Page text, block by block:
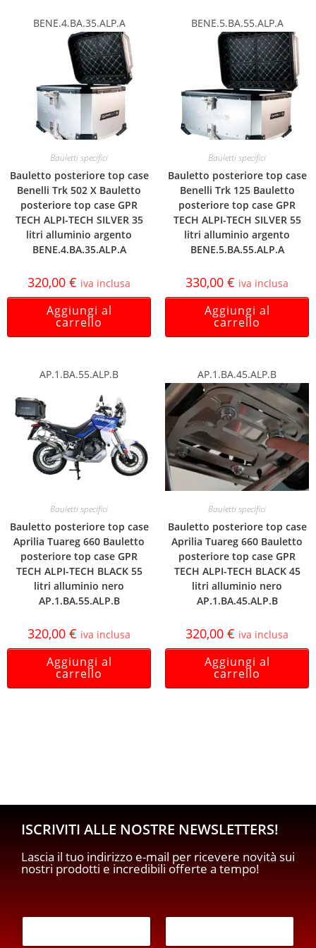
BENE.4.BA.35.ALP.A
Bauletti specifici
Bauletto posteriore top case
Benelli Trk 502 X Bauletto
posteriore top case GPR
TECH ALPI-TECH SILVER 35
litri alluminio argento
BENE.4.BA.35.ALP.A
320,00 € iva inclusa
Aggiungi al
carrello
BENE.5.BA.55.ALP.A
Bauletti specifici
Bauletto posteriore top case
Benelli Trk 125 Bauletto
posteriore top case GPR
TECH ALPI-TECH SILVER 55
litri alluminio argento
BENE.5.BA.55.ALP.A
330,00 € iva inclusa
Aggiungi al
carrello
AP.1.BA.55.ALP.B
Bauletti specifici
Bauletto posteriore top case
Aprilia Tuareg 660 Bauletto
posteriore top case GPR
TECH ALPI-TECH BLACK 55
litri alluminio nero
AP.1.BA.55.ALP.B
320,00 € iva inclusa
Aggiungi al
carrello
AP.1.BA.45.ALP.B
Bauletti specifici
Bauletto posteriore top case
Aprilia Tuareg 660 Bauletto
posteriore top case GPR
TECH ALPI-TECH BLACK 45
litri alluminio nero
AP.1.BA.45.ALP.B
320,00 € iva inclusa
Aggiungi al
carrello
ISCRIVITI ALLE NOSTRE NEWSLETTERS!
Lascia il tuo indirizzo e-mail per ricevere novità sui
nostri prodotti e incredibili offerte a tempo!
E